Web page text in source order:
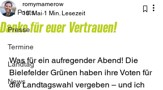
All Posts
Presse
Termine
Landtag
News
Danke für euer Vertrauen!
romymamerow
18. Mai 1 Min. Lesezeit
Was für ein aufregender Abend! Die
Bielefelder Grünen haben ihre Voten für
die Landtagswahl vergeben – und ich